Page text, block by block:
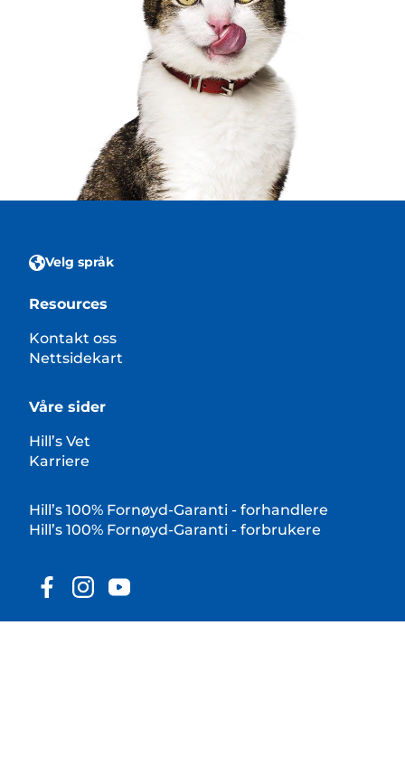
Velg språk
Resources
Kontakt oss
Nettsidekart
Våre sider
Hill’s Vet
Karriere
Hill’s 100% Fornøyd-Garanti - forhandlere
Hill’s 100% Fornøyd-Garanti - forbrukere